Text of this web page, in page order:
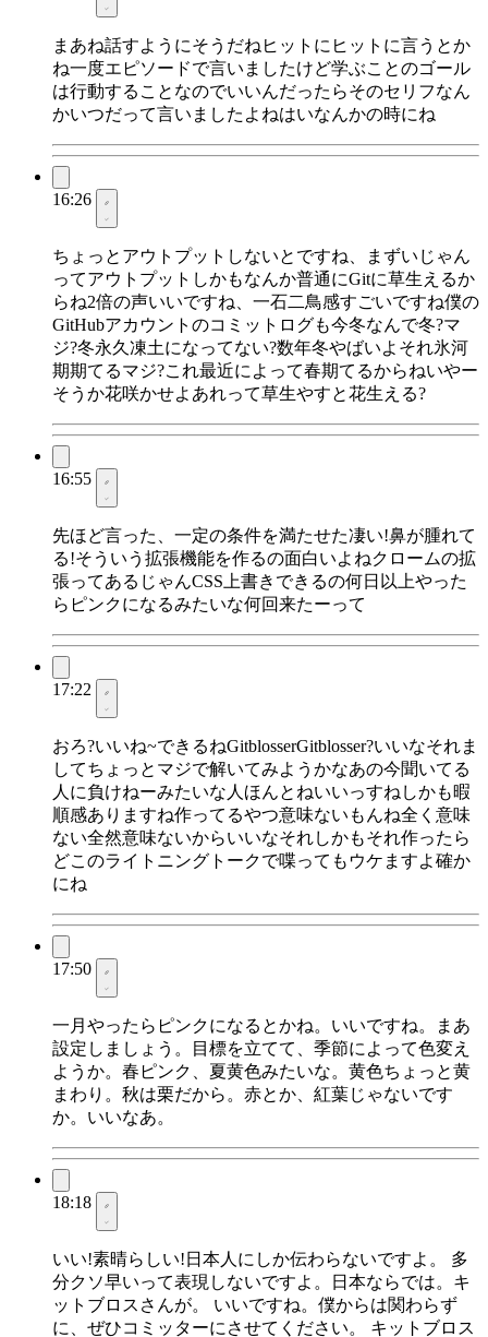
まあね話すようにそうだねヒットにヒットに言うとか
ね一度エピソードで言いましたけど学ぶことのゴール
は行動することなのでいいんだったらそのセリフなん
かいつだって言いましたよねはいなんかの時にね
16:26
ちょっとアウトプットしないとですね、まずいじゃん
ってアウトプットしかもなんか普通にGitに草生えるか
らね2倍の声いいですね、一石二鳥感すごいですね僕の
GitHubアカウントのコミットログも今冬なんで冬?マ
ジ?冬永久凍土になってない?数年冬やばいよそれ氷河
期期てるマジ?これ最近によって春期てるからねいやー
そうか花咲かせよあれって草生やすと花生える?
16:55
先ほど言った、一定の条件を満たせた凄い!鼻が腫れて
る!そういう拡張機能を作るの面白いよねクロームの拡
張ってあるじゃんCSS上書きできるの何日以上やった
らピンクになるみたいな何回来たーって
17:22
おろ?いいね~できるねGitblosserGitblosser?いいなそれま
してちょっとマジで解いてみようかなあの今聞いてる
人に負けねーみたいな人ほんとねいいっすねしかも暇
順感ありますね作ってるやつ意味ないもんね全く意味
ない全然意味ないからいいなそれしかもそれ作ったら
どこのライトニングトークで喋ってもウケますよ確か
にね
17:50
一月やったらピンクになるとかね。いいですね。まあ
設定しましょう。目標を立てて、季節によって色変え
ようか。春ピンク、夏黄色みたいな。黄色ちょっと黄
まわり。秋は栗だから。赤とか、紅葉じゃないです
か。いいなあ。
18:18
いい!素晴らしい!日本人にしか伝わらないですよ。 多
分クソ早いって表現しないですよ。日本ならでは。キ
ットブロスさんが。 いいですね。僕からは関わらず
に、ぜひコミッターにさせてください。 キットブロス